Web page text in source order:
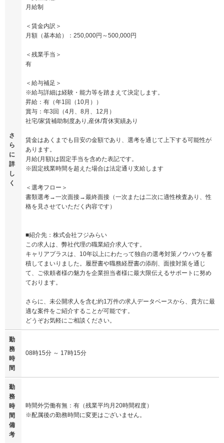
さ
ら
に
詳
し
く
月給制
＜賃金内訳＞
月額（基本給）：250,000円～500,000円
＜残業手当＞
有
＜給与補足＞
※給与詳細は経験・能力等を踏まえて決定します。
昇給：有（年1回（10月））
賞与：年3回（4月、8月、12月）
社宅/家賃補助制度あり,産休/育休実績あり
賃金はあくまでも目安の金額であり、選考を通じて上下する可能性が
あります。
月給(月額)は固定手当を含めた表記です。
※固定残業時間を超えた場合は法定通り支給します
＜選考フロー＞
書類選考→一次面接→最終面接（一次または二次に適性検査あり、性
格を見させていただく内容です）
■紹介先：株式会社フジみらい
この求人は、弊社代理の職業紹介求人です。
キャリアプラスは、10年以上にわたって独自の選考対策ノウハウを蓄
積してまいりました。履歴書や職務経歴書の添削、面接対策を通じ
て、ご依頼者様の魅力を企業担当者様に最大限伝えるサポートに努め
ております。
さらに、未公開求人を含む約1万件の求人データベースから、貴方に最
適な案件をご紹介することが可能です。
どうぞお気軽にご相談ください。
勤
務
時
間
08時15分 ～ 17時15分
勤
務
時
間
備
考
時間外労働有無：有（残業平均月20時間程度）
※配属後の勤務時間に変更はございません。